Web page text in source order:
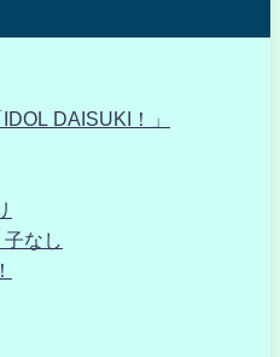
DAISUKI！」
なし